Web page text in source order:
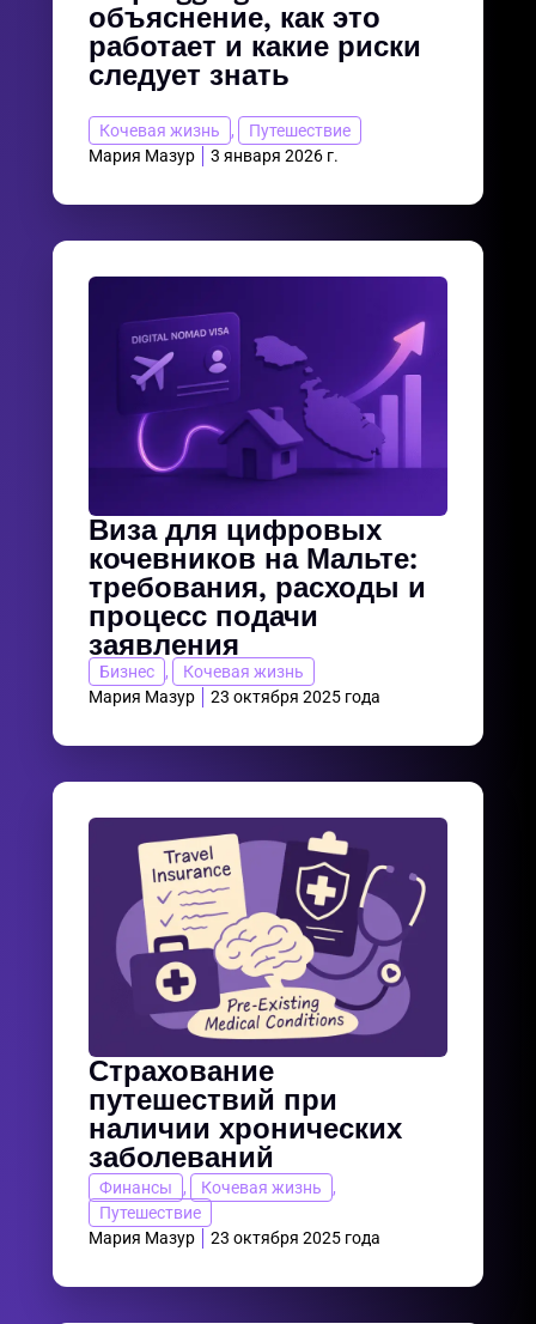
объяснение, как это
работает и какие риски
следует знать
Кочевая жизнь ,
Путешествие
Мария Мазур
3 января 2026 г.
Виза для цифровых
кочевников на Мальте:
требования, расходы и
процесс подачи
заявления
Бизнес ,
Кочевая жизнь
Мария Мазур
23 октября 2025 года
Страхование
путешествий при
наличии хронических
заболеваний
Финансы , Кочевая жизнь
,
Путешествие
Мария Мазур
23 октября 2025 года